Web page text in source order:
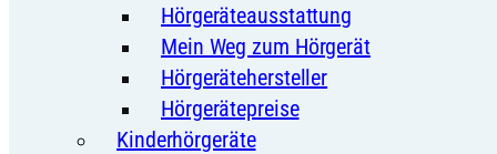
Hörgeräteausstattung
Mein Weg zum Hörgerät
Hörgerätehersteller
Hörgerätepreise
Kinderhörgeräte